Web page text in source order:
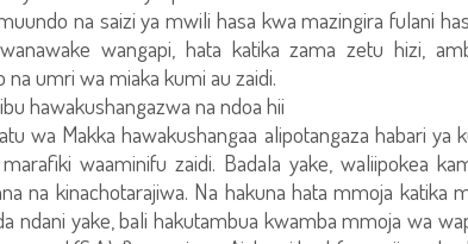
na saizi ya mwili hasa kwa mazingira fulani
wangapi, hata katika zama zetu hizi,
na umri wa miaka kumi au zaidi.
hawakushangazwa na ndoa hii
wa Makka hawakushangaa alipotangaza habari
waaminifu zaidi. Badala yake, waliipokea
na kinachotarajiwa. Na hakuna hata mmoja katika
ndani yake, bali hakutambua kwamba mmoja wa